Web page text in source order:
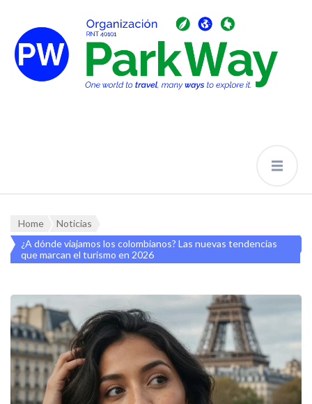
Home
Noticias
¿A dónde viajamos los colombianos? Las nuevas tendencias
que marcan el turismo en 2026